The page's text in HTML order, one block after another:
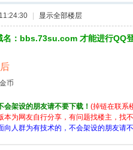
显示全部楼层
名：bbs.73su.com 才能进行QQ
金币
架设的朋友请不要下载！ (掉链在联系
本为网友自行分享，有问题找楼主，找
向人群为有技术的，不会架设的朋友请